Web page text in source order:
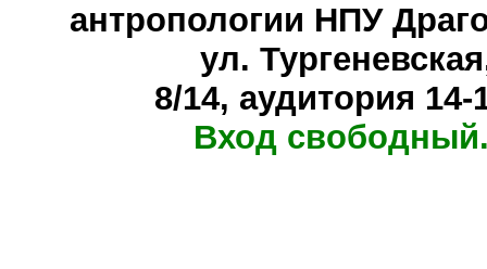
антропологии НПУ
ул.
8/14, аудитория 14-
Вход